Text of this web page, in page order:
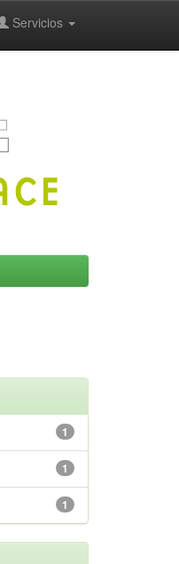
Servicios
1
1
1